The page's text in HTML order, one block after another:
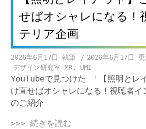
せばオシャレになる！
テリア企画
2026年6月17日
2026年6月17日
デザイン研究室 MR. UMI
YouTubeで見つけた 「【照明とレ
け直せばオシャレになる！視聴者イ
のご紹介
>>> 続きを読む